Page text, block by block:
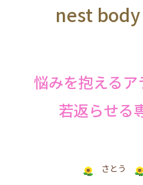
nest
悩みを抱えるア
若返らせる
さとう